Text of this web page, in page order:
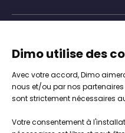
Dimo utilise des
Avec votre accord, Dimo
nous et/ou par nos
sont strictement nécessaires
Votre consentement à
Historique DIMO
Nos agences
Catalogue objets
Expertise, conseil et
Personnalisation de vos
Engagements, Normes &
Informations
CGV
Notre démarche RSE